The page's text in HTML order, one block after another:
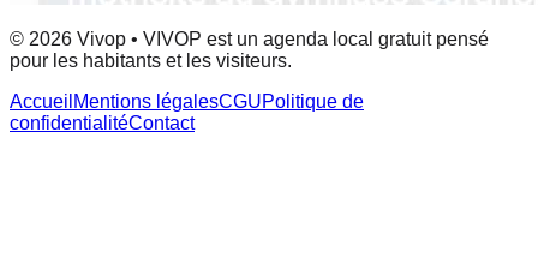
© 2026 Vivop • VIVOP est un agenda local gratuit pensé
pour les habitants et les visiteurs.
Accueil Mentions légalesCGUPolitique de
confidentialitéContact